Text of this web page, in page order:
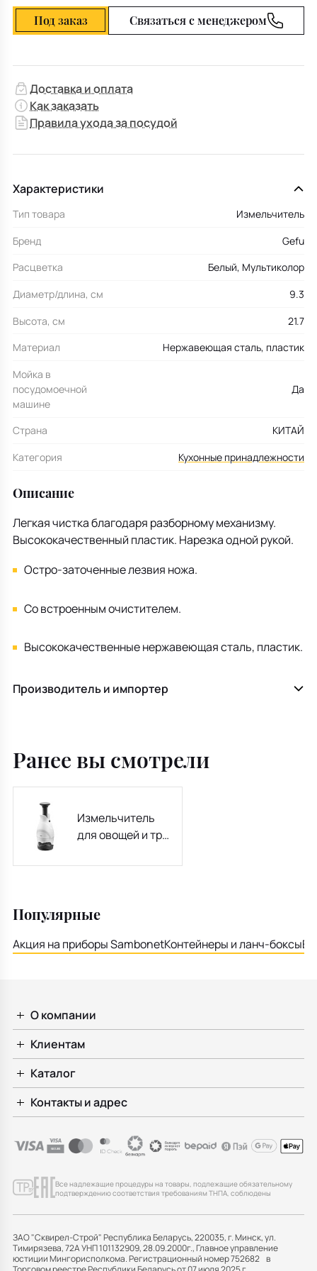
Под заказ Связаться с менеджером
Доставка и оплата
Как заказать
Правила ухода за посудой
Характеристики
Тип товара
Измельчитель
Бренд
Gefu
Расцветка
Белый, Мультиколор
Диаметр/длина, см
9.3
Высота, см
21.7
Материал
Нержавеющая сталь, пластик
Мойка в
посудомоечной
машине
Да
Страна
КИТАЙ
Категория
Кухонные принадлежности
Описание
Легкая чистка благодаря разборному механизму.
Высококачественный пластик. Нарезка одной рукой.
Остро-заточенные лезвия ножа.
Со встроенным очистителем.
Высококачественные нержавеющая сталь, пластик.
Производитель и импортер
Ранее вы смотрели
Измельчитель
для овощей и трав
Популярные
Акция на приборы SambonetКонтейнеры и ланч-боксы
О компании
Клиентам
Каталог
Контакты и адрес
Все надлежащие процедуры на товары, подлежащие обязательному
подтверждению соответствия требованиям ТНПА, соблюдены
ЗАО "Сквирел-Строй" Республика Беларусь, 220035, г. Минск, ул.
Тимирязева, 72А УНП 101132909, 28.09.2000г., Главное управление
юстиции Мингорисполкома. Регистрационный номер 752682 в